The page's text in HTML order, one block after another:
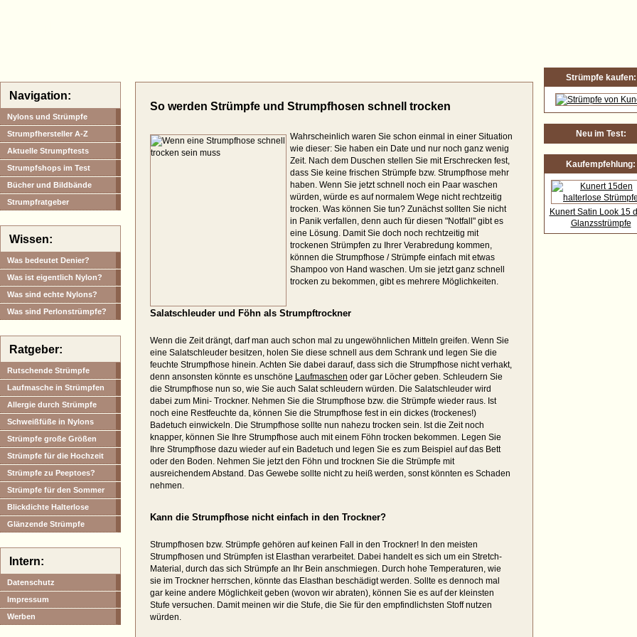
So werden Strümpfe und Strumpfhosen schnell trocken
Wahrscheinlich waren Sie schon einmal in einer Situation
wie dieser: Sie haben ein Date und nur noch ganz wenig
Zeit. Nach dem Duschen stellen Sie mit Erschrecken fest,
dass Sie keine frischen Strümpfe bzw. Strumpfhose mehr
haben. Wenn Sie jetzt schnell noch ein Paar waschen
würden, würde es auf normalem Wege nicht rechtzeitig
trocken. Was können Sie tun? Zunächst sollten Sie nicht
in Panik verfallen, denn auch für diesen "Notfall" gibt es
eine Lösung. Damit Sie doch noch rechtzeitig mit
trockenen Strümpfen zu Ihrer Verabredung kommen,
können die Strumpfhose / Strümpfe einfach mit etwas
Shampoo von Hand waschen. Um sie jetzt ganz schnell
trocken zu bekommen, gibt es mehrere Möglichkeiten.
Salatschleuder und Föhn als Strumpftrockner
Wenn die Zeit drängt, darf man auch schon mal zu ungewöhnlichen Mitteln greifen. Wenn Sie
eine Salatschleuder besitzen, holen Sie diese schnell aus dem Schrank und legen Sie die
feuchte Strumpfhose hinein. Achten Sie dabei darauf, dass sich die Strumpfhose nicht verhakt,
denn ansonsten könnte es unschöne Laufmaschen oder gar Löcher geben. Schleudern Sie
die Strumpfhose nun so, wie Sie auch Salat schleudern würden. Die Salatschleuder wird
dabei zum Mini- Trockner. Nehmen Sie die Strumpfhose bzw. die Strümpfe wieder raus. Ist
noch eine Restfeuchte da, können Sie die Strumpfhose fest in ein dickes (trockenes!)
Badetuch einwickeln. Die Strumpfhose sollte nun nahezu trocken sein. Ist die Zeit noch
knapper, können Sie Ihre Strumpfhose auch mit einem Föhn trocken bekommen. Legen Sie
Ihre Strumpfhose dazu wieder auf ein Badetuch und legen Sie es zum Beispiel auf das Bett
oder den Boden. Nehmen Sie jetzt den Föhn und trocknen Sie die Strümpfe mit
ausreichendem Abstand. Das Gewebe sollte nicht zu heiß werden, sonst könnten es Schaden
nehmen.
Kann die Strumpfhose nicht einfach in den Trockner?
Strumpfhosen bzw. Strümpfe gehören auf keinen Fall in den Trockner! In den meisten
Strumpfhosen und Strümpfen ist Elasthan verarbeitet. Dabei handelt es sich um ein Stretch-
Material, durch das sich Strümpfe an Ihr Bein anschmiegen. Durch hohe Temperaturen, wie
sie im Trockner herrschen, könnte das Elasthan beschädigt werden. Sollte es dennoch mal
gar keine andere Möglichkeit geben (wovon wir abraten), können Sie es auf der kleinsten
Stufe versuchen. Damit meinen wir die Stufe, die Sie für den empfindlichsten Stoff nutzen
würden.
Navigation:
Nylons und Strümpfe
Strumpfhersteller A-Z
Aktuelle Strumpftests
Strumpfshops im Test
Bücher und Bildbände
Strumpfratgeber
Wissen:
Was bedeutet Denier?
Was ist eigentlich Nylon?
Was sind echte Nylons?
Was sind Perlonstrümpfe?
Ratgeber:
Rutschende Strümpfe
Laufmasche in Strümpfen
Allergie durch Strümpfe
Schweißfüße in Nylons
Strümpfe große Größen
Strümpfe für die Hochzeit
Strümpfe zu Peeptoes?
Strümpfe für den Sommer
Blickdichte Halterlose
Glänzende Strümpfe
Intern:
Datenschutz
Impressum
Werben
Strümpfe kaufen:
Neu im Test:
Kaufempfehlung:
Kunert Satin Look 15
Glanzsstrümpfe